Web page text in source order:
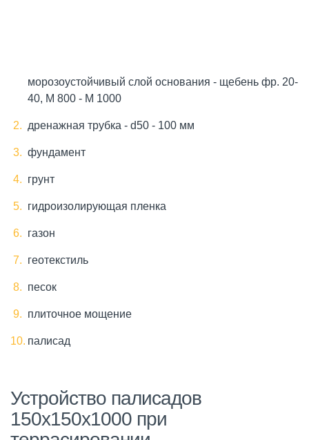
морозоустойчивый слой основания - щебень фр. 20-
40, М 800 - М 1000
дренажная трубка - d50 - 100 мм
фундамент
грунт
гидроизолирующая пленка
газон
геотекстиль
песок
плиточное мощение
палисад
Устройство палисадов
150х150х1000 при